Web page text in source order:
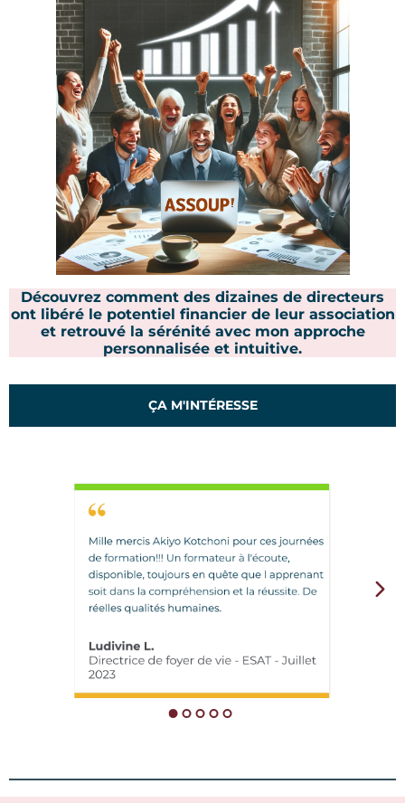
Découvrez comment des dizaines de directeurs
ont libéré le potentiel financier de leur association
et retrouvé la sérénité avec mon approche
personnalisée et intuitive.
ÇA M'INTÉRESSE